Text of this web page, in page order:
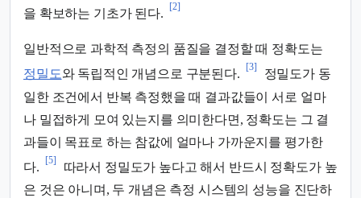
을 확보하는 기초가 된다.
[2]
일반적으로 과학적 측정의 품질을 결정할 때 정확도는
정밀도와 독립적인 개념으로 구분된다.
[3]
정밀도가 동
일한 조건에서 반복 측정했을 때 결과값들이 서로 얼마
나 밀접하게 모여 있는지를 의미한다면, 정확도는 그 결
과들이 목표로 하는 참값에 얼마나 가까운지를 평가한
다.
[5]
따라서 정밀도가 높다고 해서 반드시 정확도가 높
은 것은 아니며, 두 개념은 측정 시스템의 성능을 진단하